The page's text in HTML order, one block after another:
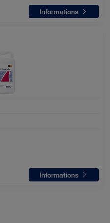
Informations
Informations